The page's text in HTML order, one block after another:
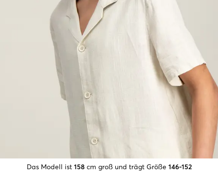
Das Modell ist 158 cm groß und trägt Größe 146-152